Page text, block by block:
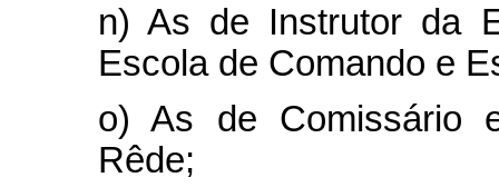
n) As de Instrutor da
Escola de Comando e
o) As de Comissário
Rêde;